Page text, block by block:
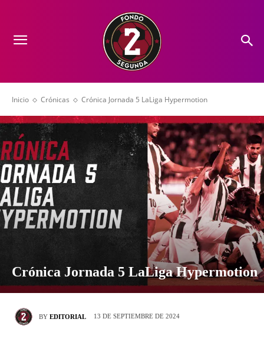
Inicio Crónicas Crónica Jornada 5 LaLiga Hypermotion
Crónica Jornada 5 LaLiga Hypermotion
BY EDITORIAL 13 DE SEPTIEMBRE DE 2024